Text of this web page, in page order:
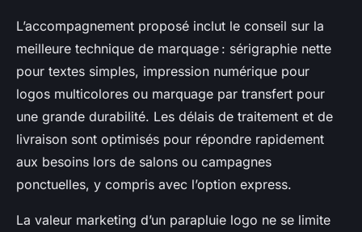
L’accompagnement proposé inclut le conseil sur la
meilleure technique de marquage : sérigraphie nette
pour textes simples, impression numérique pour
logos multicolores ou marquage par transfert pour
une grande durabilité. Les délais de traitement et de
livraison sont optimisés pour répondre rapidement
aux besoins lors de salons ou campagnes
ponctuelles, y compris avec l’option express.
La valeur marketing d’un parapluie logo ne se limite